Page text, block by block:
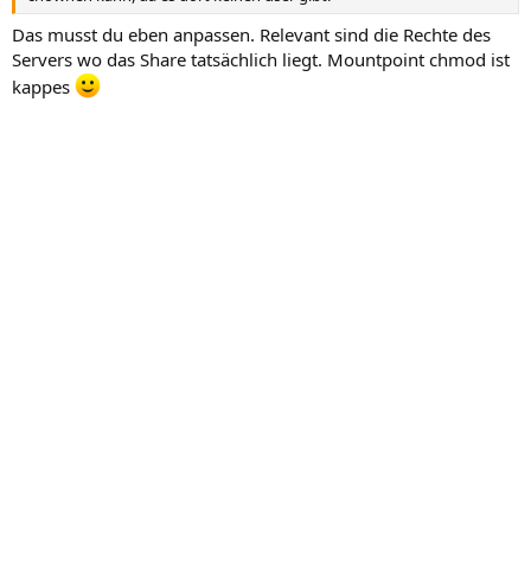
Das musst du eben anpassen. Relevant sind die Rechte des
Servers wo das Share tatsächlich liegt. Mountpoint chmod ist
kappes